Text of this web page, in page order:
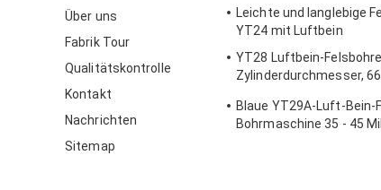
Über uns
Fabrik Tour
Qualitätskontrolle
Kontakt
Nachrichten
Sitemap
Leichte und langlebige
YT24 mit Luftbein
YT28 Luftbein-
Zylinderdurchmesser,
Straßenausbau
Blaue YT29A-Luft-Bein-
Bohrmaschine 35 - 45